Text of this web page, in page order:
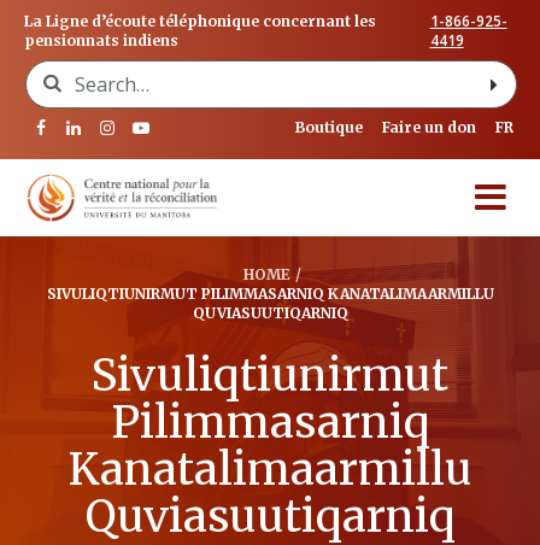
La Ligne d’écoute téléphonique concernant les
pensionnats indiens
1-866-925-
4419
Search for:
Boutique Faire un don FR
HOME /
SIVULIQTIUNIRMUT PILIMMASARNIQ KANATALIMAARMILLU
QUVIASUUTIQARNIQ
Sivuliqtiunirmut
Pilimmasarniq
Kanatalimaarmillu
Quviasuutiqarniq